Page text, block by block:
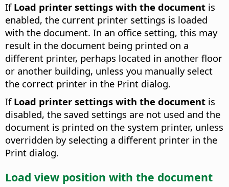
If Load printer settings with the document is
enabled, the current printer settings is loaded
with the document. In an office setting, this may
result in the document being printed on a
different printer, perhaps located in another floor
or another building, unless you manually select
the correct printer in the Print dialog.
If Load printer settings with the document is
disabled, the saved settings are not used and the
document is printed on the system printer, unless
overridden by selecting a different printer in the
Print dialog.
Load view position with the document